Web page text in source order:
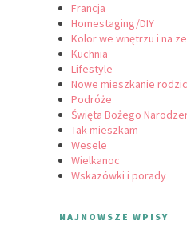
Francja
Homestaging/DIY
Kolor we wnętrzu i na
Kuchnia
Lifestyle
Nowe mieszkanie
Podróże
Święta Bożego
Tak mieszkam
Wesele
Wielkanoc
Wskazówki i porady
NAJNOWSZE WPISY